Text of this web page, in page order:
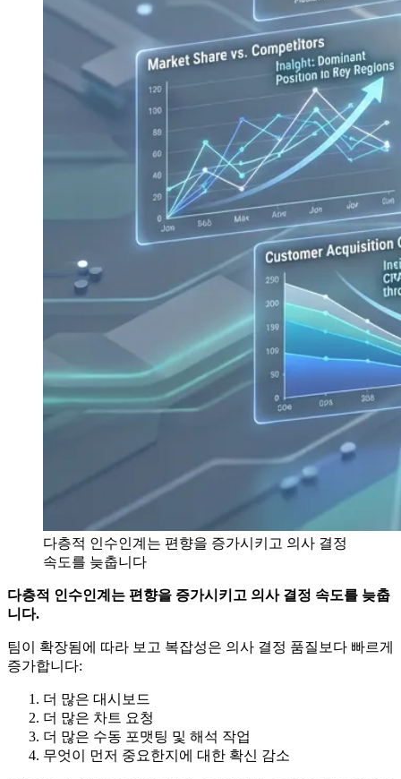
다층적 인수인계는 편향을 증가시키고 의사 결정
속도를 늦춥니다
다층적 인수인계는 편향을 증가시키고 의사 결정 속도를 늦춥
니다.
팀이 확장됨에 따라 보고 복잡성은 의사 결정 품질보다 빠르게
증가합니다:
더 많은 대시보드
더 많은 차트 요청
더 많은 수동 포맷팅 및 해석 작업
무엇이 먼저 중요한지에 대한 확신 감소